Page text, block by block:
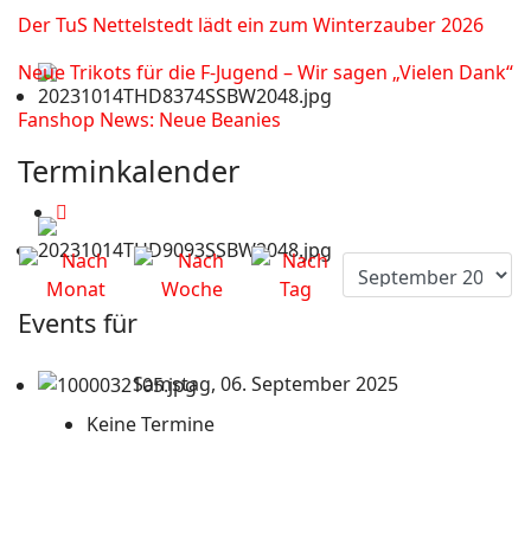
Der TuS Nettelstedt lädt ein zum Winterzauber 2026
Neue Trikots für die F-Jugend – Wir sagen „Vielen Dank“
Fanshop News: Neue Beanies
Terminkalender
Events für
Samstag, 06. September 2025
Keine Termine